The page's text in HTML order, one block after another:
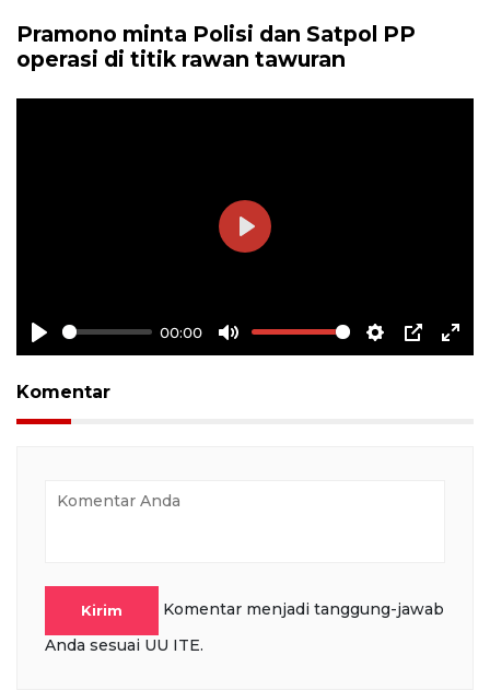
Pramono minta Polisi dan Satpol PP
operasi di titik rawan tawuran
Play
00:00
Mute Settings
PIP
Play
Komentar
Kirim
Komentar menjadi tanggung-jawab
Anda sesuai UU ITE.